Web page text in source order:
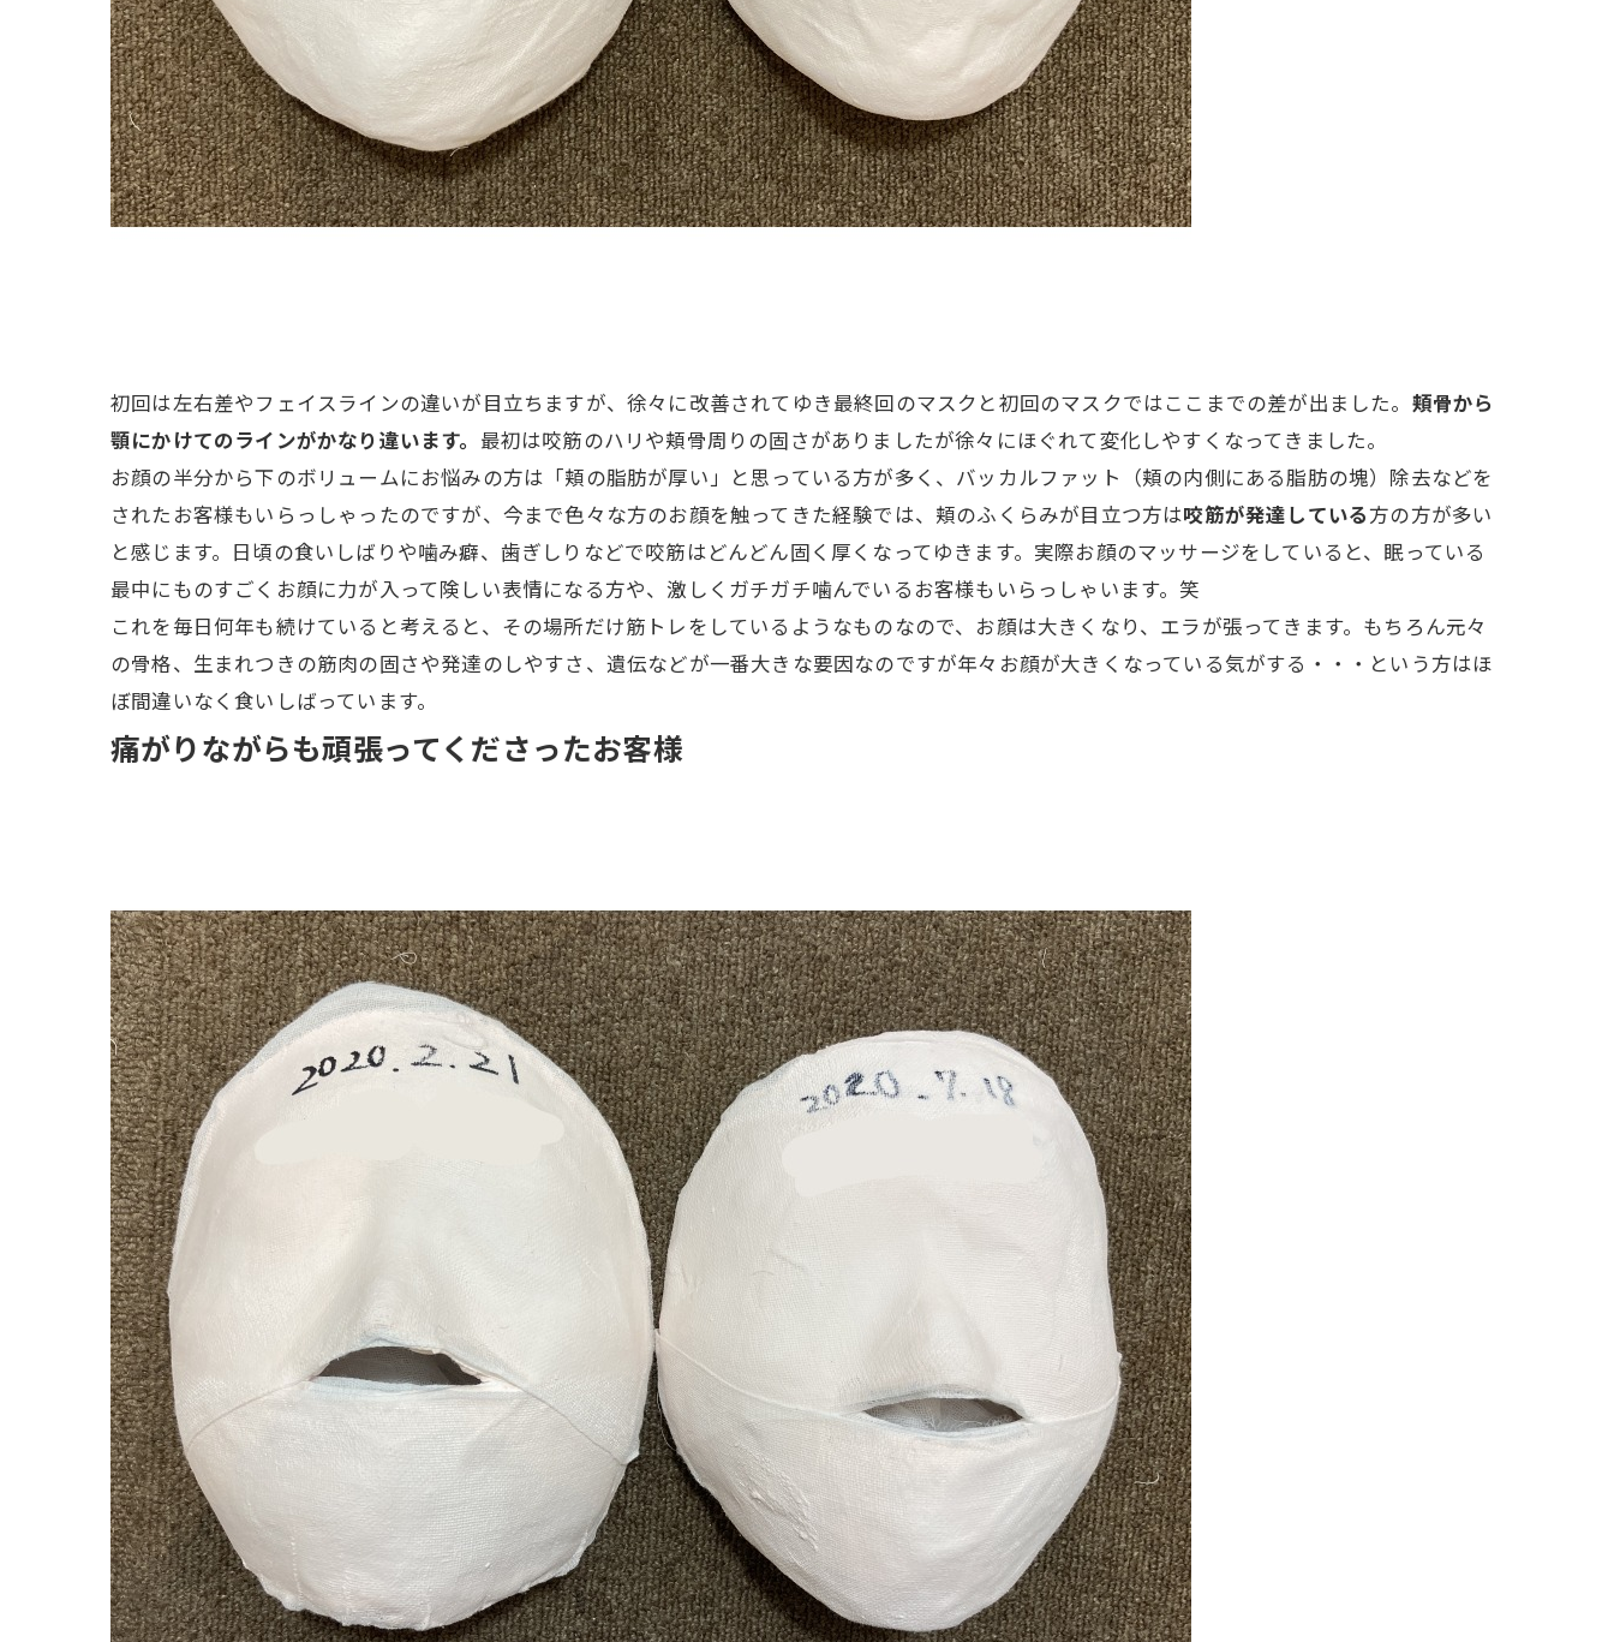
初回は左右差やフェイスラインの違いが目立ちますが、徐々に改善されてゆき最終回のマスクと初回のマスクではここまでの差が出ました。 頬骨から
顎にかけてのラインがかなり違います。 最初は咬筋のハリや頬骨周りの固さがありましたが徐々にほぐれて変化しやすくなってきました。
お顔の半分から下のボリュームにお悩みの方は「頬の脂肪が厚い」と思っている方が多く、バッカルファット（頬の内側にある脂肪の塊）除去などを
されたお客様もいらっしゃったのですが、今まで色々な方のお顔を触ってきた経験では、頬のふくらみが目立つ方は咬筋が発達している方の方が多い
と感じます。日頃の食いしばりや噛み癖、歯ぎしりなどで咬筋はどんどん固く厚くなってゆきます。実際お顔のマッサージをしていると、眠っている
最中にものすごくお顔に力が入って険しい表情になる方や、激しくガチガチ噛んでいるお客様もいらっしゃいます。笑
これを毎日何年も続けていると考えると、その場所だけ筋トレをしているようなものなので、お顔は大きくなり、エラが張ってきます。もちろん元々
の骨格、生まれつきの筋肉の固さや発達のしやすさ、遺伝などが一番大きな要因なのですが年々お顔が大きくなっている気がする・・・という方はほ
ぼ間違いなく食いしばっています。
痛がりながらも頑張ってくださったお客様